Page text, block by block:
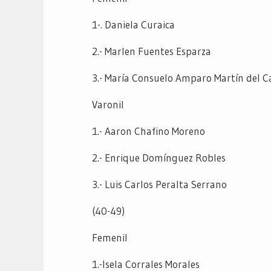
1-. Daniela Curaica
2.- Marlen Fuentes Esparza
3.- María Consuelo Amparo Martín del
Varonil
1.- Aaron Chafino Moreno
2.- Enrique Domínguez Robles
3.- Luis Carlos Peralta Serrano
(40-49)
Femenil
1.-Isela Corrales Morales